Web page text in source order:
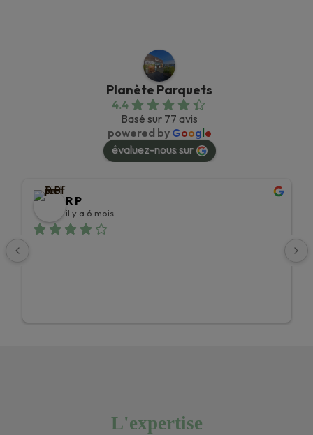
Planète Parquets
4.4
Basé sur 77 avis
powered by Google
évaluez-nous sur
R P
il y a 6 mois
L'expertise